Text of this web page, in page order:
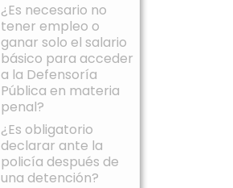
¿Es necesario no
tener empleo o
ganar solo el salario
básico para acceder
a la Defensoría
Pública en materia
penal?
¿Es obligatorio
declarar ante la
policía después de
una detención?